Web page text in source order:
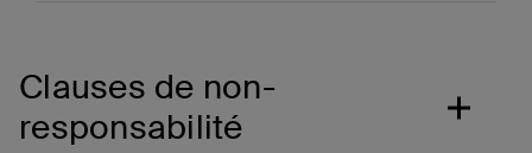
Clauses de non-
responsabilité